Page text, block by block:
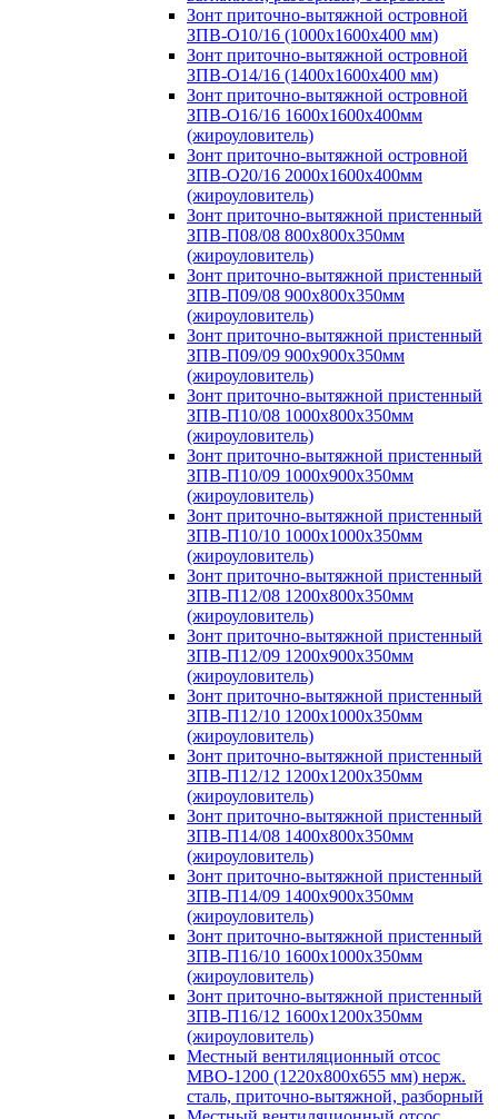
Зонт приточно-вытяжной островной
ЗПВ-О10/16 (1000х1600х400 мм)
Зонт приточно-вытяжной островной
ЗПВ-О14/16 (1400х1600х400 мм)
Зонт приточно-вытяжной островной
ЗПВ-О16/16 1600х1600х400мм
(жироуловитель)
Зонт приточно-вытяжной островной
ЗПВ-О20/16 2000х1600х400мм
(жироуловитель)
Зонт приточно-вытяжной пристенный
ЗПВ-П08/08 800х800х350мм
(жироуловитель)
Зонт приточно-вытяжной пристенный
ЗПВ-П09/08 900х800х350мм
(жироуловитель)
Зонт приточно-вытяжной пристенный
ЗПВ-П09/09 900х900х350мм
(жироуловитель)
Зонт приточно-вытяжной пристенный
ЗПВ-П10/08 1000х800х350мм
(жироуловитель)
Зонт приточно-вытяжной пристенный
ЗПВ-П10/09 1000х900х350мм
(жироуловитель)
Зонт приточно-вытяжной пристенный
ЗПВ-П10/10 1000х1000х350мм
(жироуловитель)
Зонт приточно-вытяжной пристенный
ЗПВ-П12/08 1200х800х350мм
(жироуловитель)
Зонт приточно-вытяжной пристенный
ЗПВ-П12/09 1200х900х350мм
(жироуловитель)
Зонт приточно-вытяжной пристенный
ЗПВ-П12/10 1200х1000х350мм
(жироуловитель)
Зонт приточно-вытяжной пристенный
ЗПВ-П12/12 1200х1200х350мм
(жироуловитель)
Зонт приточно-вытяжной пристенный
ЗПВ-П14/08 1400х800х350мм
(жироуловитель)
Зонт приточно-вытяжной пристенный
ЗПВ-П14/09 1400х900х350мм
(жироуловитель)
Зонт приточно-вытяжной пристенный
ЗПВ-П16/10 1600х1000х350мм
(жироуловитель)
Зонт приточно-вытяжной пристенный
ЗПВ-П16/12 1600х1200х350мм
(жироуловитель)
Местный вентиляционный отсос
МВО-1200 (1220х800х655 мм) нерж.
сталь, приточно-вытяжной, разборный